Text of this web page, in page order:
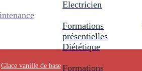
Electricien
Formations
présentielles
Diététique
Formations
Glace vanille de base